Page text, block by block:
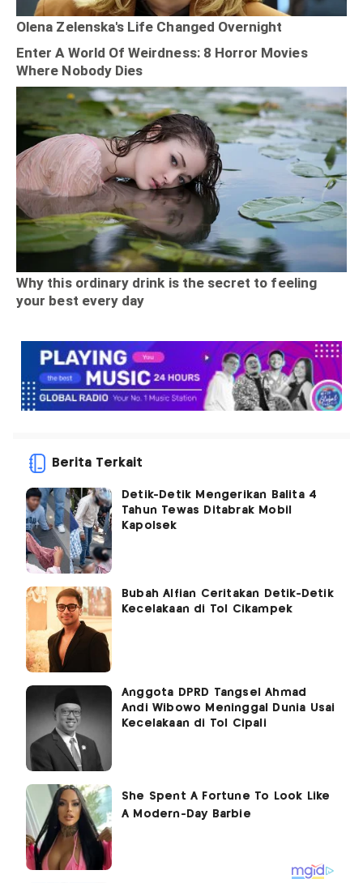
Berita Terkait
Detik-Detik Mengerikan Balita 4
Tahun Tewas Ditabrak Mobil
Kapolsek
Bubah Alfian Ceritakan Detik-Detik
Kecelakaan di Tol Cikampek
Anggota DPRD Tangsel Ahmad
Andi Wibowo Meninggal Dunia Usai
Kecelakaan di Tol Cipali